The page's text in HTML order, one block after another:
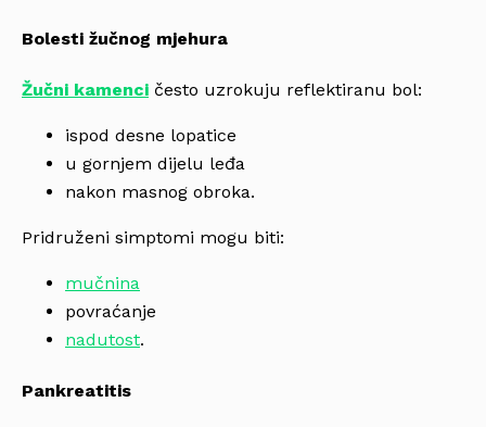
Bolesti žučnog mjehura
Žučni kamenci često uzrokuju reflektiranu bol:
ispod desne lopatice
u gornjem dijelu leđa
nakon masnog obroka.
Pridruženi simptomi mogu biti:
mučnina
povraćanje
nadutost.
Pankreatitis